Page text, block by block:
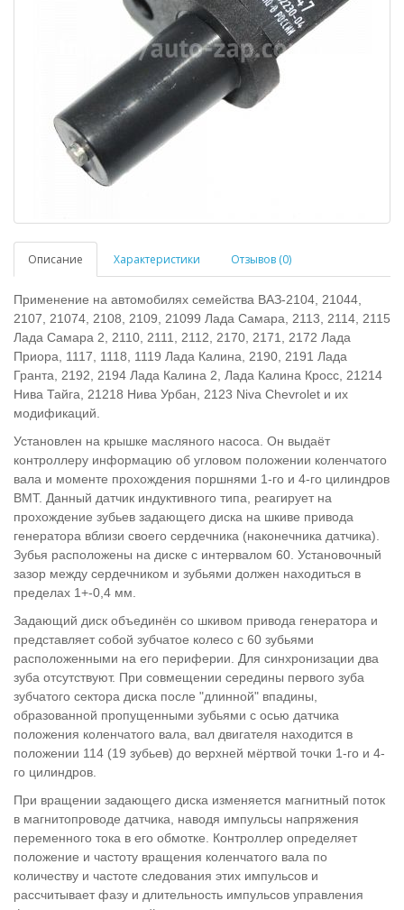
Описание Характеристики Отзывов (0)
Применение на автомобилях семейства ВАЗ-2104, 21044,
2107, 21074, 2108, 2109, 21099 Лада Самара, 2113, 2114, 2115
Лада Самара 2, 2110, 2111, 2112, 2170, 2171, 2172 Лада
Приора, 1117, 1118, 1119 Лада Калина, 2190, 2191 Лада
Гранта, 2192, 2194 Лада Калина 2, Лада Калина Кросс, 21214
Нива Тайга, 21218 Нива Урбан, 2123 Niva Chevrolet и их
модификаций.
Установлен на крышке масляного насоса. Он выдаёт
контроллеру информацию об угловом положении коленчатого
вала и моменте прохождения поршнями 1-го и 4-го цилиндров
ВМТ. Данный датчик индуктивного типа, реагирует на
прохождение зубьев задающего диска на шкиве привода
генератора вблизи своего сердечника (наконечника датчика).
Зубья расположены на диске с интервалом 60. Установочный
зазор между сердечником и зубьями должен находиться в
пределах 1+-0,4 мм.
Задающий диск объединён со шкивом привода генератора и
представляет собой зубчатое колесо с 60 зубьями
расположенными на его периферии. Для синхронизации два
зуба отсутствуют. При совмещении середины первого зуба
зубчатого сектора диска после "длинной" впадины,
образованной пропущенными зубьями с осью датчика
положения коленчатого вала, вал двигателя находится в
положении 114 (19 зубьев) до верхней мёртвой точки 1-го и 4-
го цилиндров.
При вращении задающего диска изменяется магнитный поток
в магнитопроводе датчика, наводя импульсы напряжения
переменного тока в его обмотке. Контроллер определяет
положение и частоту вращения коленчатого вала по
количеству и частоте следования этих импульсов и
рассчитывает фазу и длительность импульсов управления